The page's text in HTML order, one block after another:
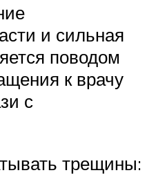
и сильная
поводом
к врачу
с
трещины: